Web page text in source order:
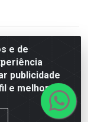
e de
publicidade
e melhorar a
reservados.
e
0001-43 -
Grande/PB